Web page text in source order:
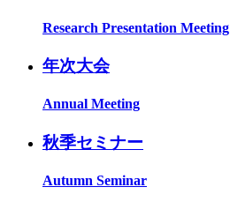
Research Presentation Meeting
年次大会
Annual Meeting
秋季セミナー
Autumn Seminar